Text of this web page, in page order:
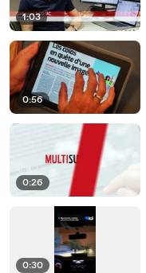
1:03
0:56
0:26
0:30